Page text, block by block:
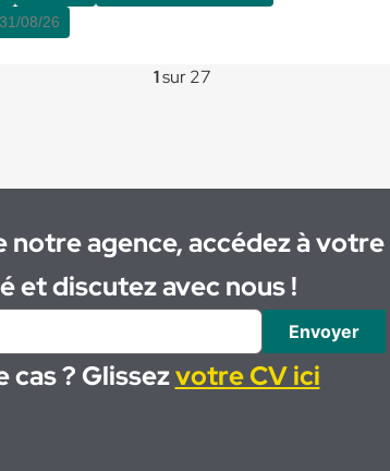
31/08/26
1sur 27
notre agence, accédez à votre
et discutez avec nous !
Envoyer
cas ? Glissezvotre CV ici